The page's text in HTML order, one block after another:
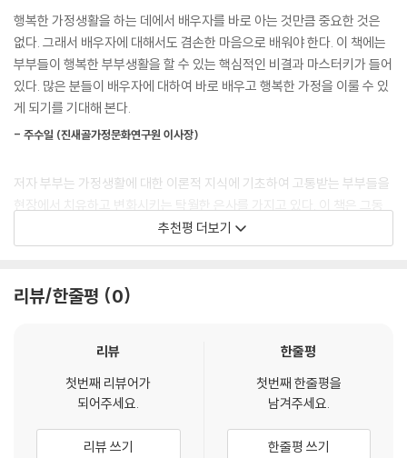
모든 부부가 그런 것은 아니겠지만 대체적으로 갈등을 일으키는 가정의 남
편과 아내를 보면, 아내는 자신의 삶과 노력을 대부분 가정에 쏟는 것에 비
해, 남편은 절반 정도만 마음을 쏟는 경우가 많다. 그런 까닭에 가정에 문제
가 일어났을 때 남편과 아내가 느끼는 심각도가 다르다. 부부간의 갈등이
히려는 노력을 하면 좋겠지만 대부분의 부부는 그렇지 못하다. 아내가 ‘고
생스러웠다’고 느끼면 남편은 ‘그 정도면 괜찮지 않나’라고 생각한다. 아내
가 “가정만 돌보느라 내 생활이 없었다”고 하면 남편은 “내가 못한 게 뭐
냐”고 되묻는다. 남편이 “나 정도면 좋은 남편”이라고 주장하면 아내는 선
--- p.42~43
은 싸움을 피하고 싶은 경우가 많다. 남편은 아내와의 갈등을 해결하는 것
보다, 회피하고 싶은 것이다. 남편은 싸움을 통해 문제를 해결하거나 감정
을 표현하는 것이 무의미하다고 생각할 수 있다. 그래서 남편은 싸움을 끝
내려고 졸기도 하고, 잠을 청하면서 자신의 감정을 숨기고 상황을 회피하
려고 하는 경우가 있다.
행복한 가정생활을 하는 데에서 배우자를 바로 아는 것만큼 중요한 것은
없다. 그래서 배우자에 대해서도 겸손한 마음으로 배워야 한다. 이 책에는
부부들이 행복한 부부생활을 할 수 있는 핵심적인 비결과 마스터키가 들어
있다. 많은 분들이 배우자에 대하여 바로 배우고 행복한 가정을 이룰 수 있
게 되기를 기대해 본다.
- 주수일 (진새골가정문화연구원 이사장)
저자 부부는 가정생활에 대한 이론적 지식에 기초하여 고통받는 부부들을
현장에서 치유하고 변화시키는 탁월한 은사를 가지고 있다. 이 책은 그동
안 저자가 세미나를 인도하면서 경험했던 열매를 배경으로 쓰인 현장 보고
서다. 따라서 페이지마다 생동감이 넘치고 모든 이야기는 역동적으로 전개
- 이희범 (지구촌가정훈련원 원장)
부부 사역자들은 부부 문제를 해결하는 자기만의 솔루션이 있다. 이 책은
있는 모든 영업(?) 비밀을 다 공개하고 있다. 목회자들이 교인 부부들을 도
울 때 요긴하게 사용할 수 있는 책이다. 일반 부부들도 서로 읽으면서 나눌
때 서로를 알 수 있는 책이다.
추천평 더보기
리뷰/한줄평 0
리뷰
첫번째 리뷰어가
되어주세요.
리뷰 쓰기
한줄평
첫번째 한줄평을
남겨주세요.
한줄평 쓰기